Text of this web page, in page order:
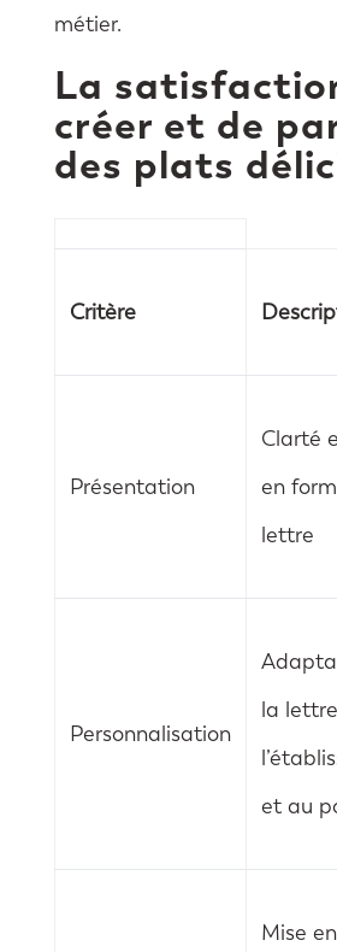
métier.
La
créer et de
des plats
Critère
Présentation
Clarté
en
lettre
Personnalisation
la
et au
Mise